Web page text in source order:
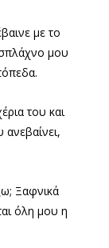
με το
μου
του και
Ξαφνικά
όλη μου η